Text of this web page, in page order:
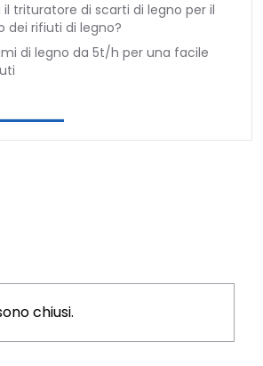
trituratore di scarti di legno per il
dei rifiuti di legno?
di legno da 5t/h per una facile
chiusi.